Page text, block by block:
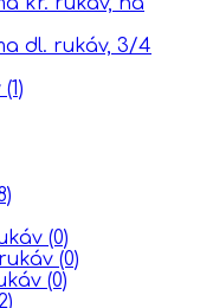
dl. rukáv, 3/4
(1)
(0)
(0)
(0)